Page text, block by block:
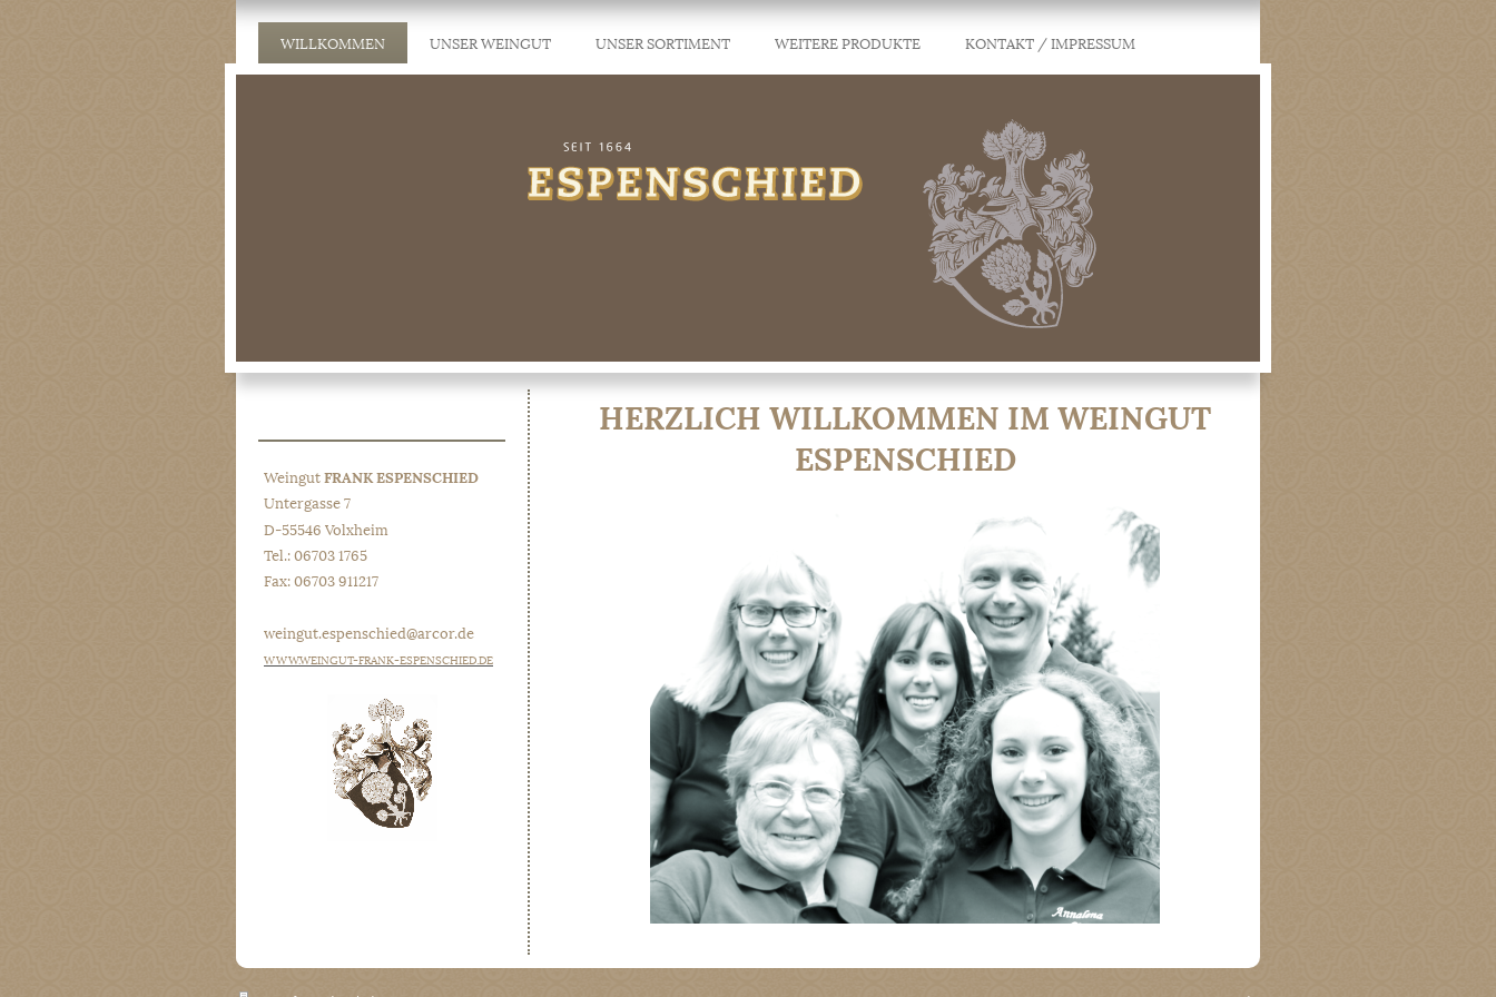
WILLKOMMEN UNSER WEINGUT UNSER SORTIMENT WEITERE PRODUKTE KONTAKT / IMPRESSUM
HERZLICH WILLKOMMEN IM WEINGUT
ESPENSCHIED
WeingutFRANK ESPENSCHIED
Untergasse 7
D-55546 Volxheim
Tel.: 06703 1765
Fax: 06703 911217
weingut.espenschied@arcor.de
WWW.WEINGUT-FRANK-ESPENSCHIED.DE